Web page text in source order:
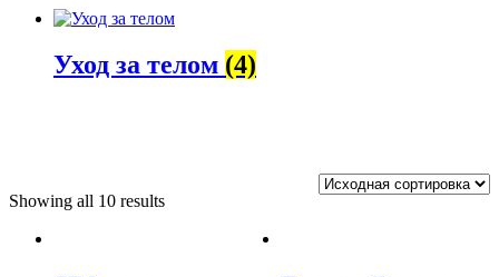
Уход за телом (4)
Showing all 10 results